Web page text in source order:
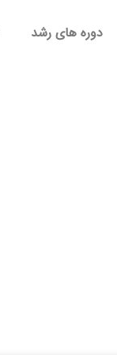
دوره های رشد